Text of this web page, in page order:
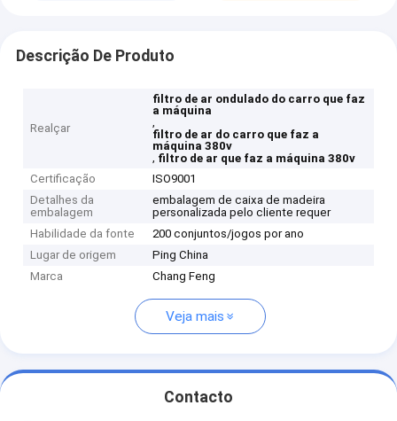
Descrição De Produto
Realçar
filtro de ar ondulado do carro que faz
a máquina
,
filtro de ar do carro que faz a
máquina 380v
, filtro de ar que faz a máquina 380v
Certificação
ISO9001
Detalhes da
embalagem
embalagem de caixa de madeira
personalizada pelo cliente requer
Habilidade da fonte
200 conjuntos/jogos por ano
Lugar de origem
Ping China
Marca
Chang Feng
Veja mais
Contacto